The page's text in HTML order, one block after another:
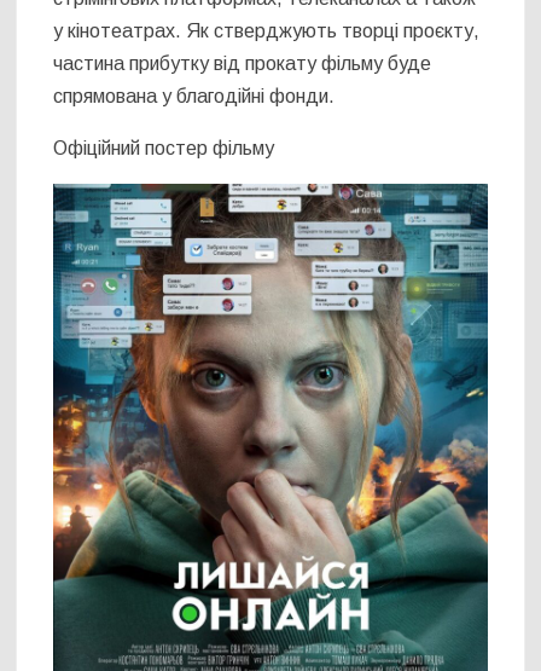
у кінотеатрах. Як стверджують творці проєкту,
частина прибутку від прокату фільму буде
спрямована у благодійні фонди.
Офіційний постер фільму